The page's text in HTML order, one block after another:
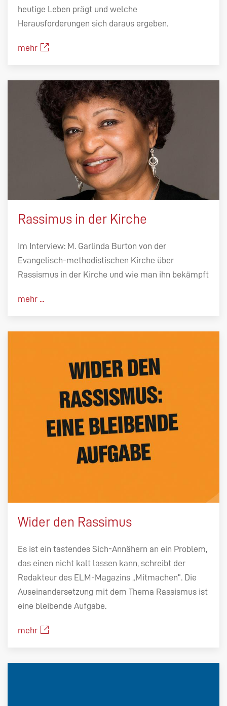
heutige Leben prägt und welche
Herausforderungen sich daraus ergeben.
mehr
Rassimus in der Kirche
Im Interview: M. Garlinda Burton von der
Evangelisch-methodistischen Kirche über
Rassismus in der Kirche und wie man ihn bekämpft
mehr ...
Wider den Rassimus
Es ist ein tastendes Sich-Annähern an ein Problem,
das einen nicht kalt lassen kann, schreibt der
Redakteur des ELM-Magazins „Mitmachen“. Die
Auseinandersetzung mit dem Thema Rassismus ist
eine bleibende Aufgabe.
mehr